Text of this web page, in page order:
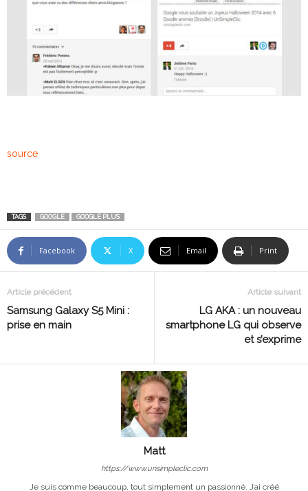
source
TAGS GOOGLE GOOGLE PLUS
Facebook X Email Print
Article précédent
Samsung Galaxy S5 Mini :
prise en main
Article suivant
LG AKA : un nouveau
smartphone LG qui observe
et s’exprime
Matt
https://www.unsimpleclic.com
Je suis comme beaucoup, tout simplement un passionné. J’ai créé